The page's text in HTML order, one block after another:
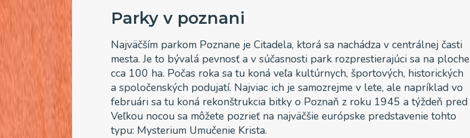
Parky v poznani
Najväčším parkom Poznane je Citadela, ktorá sa nachádza v centrálnej časti
mesta. Je to bývalá pevnosť a v súčasnosti park rozprestierajúci sa na ploche
cca 100 ha. Počas roka sa tu koná veľa kultúrnych, športových, historických
a spoločenských podujatí. Najviac ich je samozrejme v lete, ale napríklad vo
februári sa tu koná rekonštrukcia bitky o Poznaň z roku 1945 a týždeň pred
Veľkou nocou sa môžete pozrieť na najväčšie európske predstavenie tohto
typu: Mysterium Umučenie Krista.